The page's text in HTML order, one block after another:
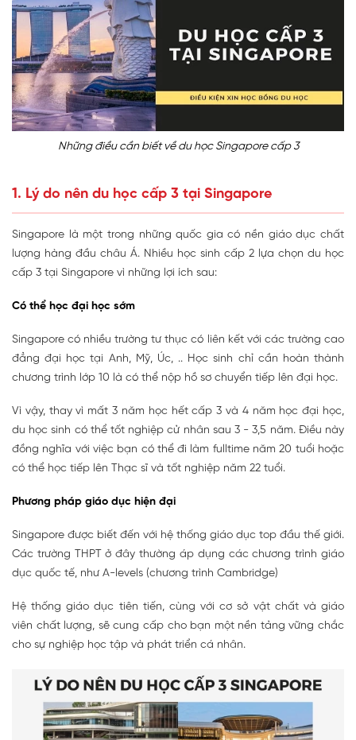
Những điều cần biết về du học Singapore cấp 3
1. Lý do nên du học cấp 3 tại Singapore
Singapore là một trong những quốc gia có nền giáo dục chất
lượng hàng đầu châu Á. Nhiều học sinh cấp 2 lựa chọn du học
cấp 3 tại Singapore vì những lợi ích sau:
Có thể học đại học sớm
Singapore có nhiều trường tư thục có liên kết với các trường cao
đẳng đại học tại Anh, Mỹ, Úc, .. Học sinh chỉ cần hoàn thành
chương trình lớp 10 là có thể nộp hồ sơ chuyển tiếp lên đại học.
Vì vậy, thay vì mất 3 năm học hết cấp 3 và 4 năm học đại học,
du học sinh có thể tốt nghiệp cử nhân sau 3 - 3,5 năm. Điều này
đồng nghĩa với việc bạn có thể đi làm fulltime năm 20 tuổi hoặc
có thể học tiếp lên Thạc sĩ và tốt nghiệp năm 22 tuổi.
Phương pháp giáo dục hiện đại
Singapore được biết đến với hệ thống giáo dục top đầu thế giới.
Các trường THPT ở đây thường áp dụng các chương trình giáo
dục quốc tế, như A-levels (chương trình Cambridge)
Hệ thống giáo dục tiên tiến, cùng với cơ sở vật chất và giáo
viên chất lượng, sẽ cung cấp cho bạn một nền tảng vững chắc
cho sự nghiệp học tập và phát triển cá nhân.